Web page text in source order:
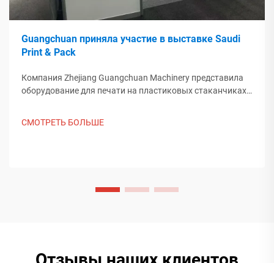
Guangchuan приняла участие в выставке Saudi
Print & Pack
Компания Zhejiang Guangchuan Machinery представила
оборудование для печати на пластиковых стаканчиках
СМОТРЕТЬ БОЛЬШЕ